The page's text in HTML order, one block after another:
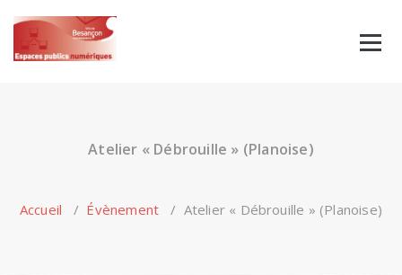
content
Atelier « Débrouille » (Planoise)
Accueil / Évènement / Atelier « Débrouille » (Planoise)